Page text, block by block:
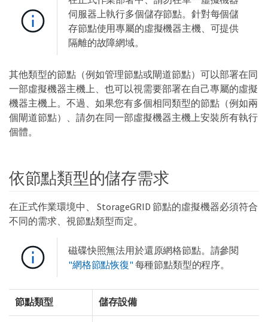
伺服器上執行多個儲存節點。針對每個儲
存節點使用專屬的虛擬機器主機、可提供
隔離的故障網域。
其他類型的節點（例如管理節點或閘道節點）可以部署在同
一部虛擬機器主機上、也可以視需要部署在自己專屬的虛擬
機器主機上。不過、如果您有多個相同類型的節點（例如兩
個閘道節點）、請勿在同一部虛擬機器主機上安裝所有執行
個體。
依節點類型的儲存需求
在正式作業環境中、 StorageGRID 節點的虛擬機器必須符合
不同的需求、視節點類型而定。
磁碟快照無法用於還原網格節點。請參閱
"網格節點恢復" 每種節點類型的程序。
節點類型 儲存設備